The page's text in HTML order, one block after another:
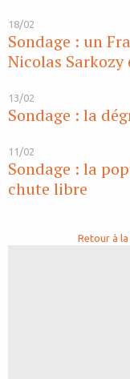
18/02
Sondage : un
Nicolas
13/02
Sondage : la
11/02
Sondage : la
chute libre
Retour à